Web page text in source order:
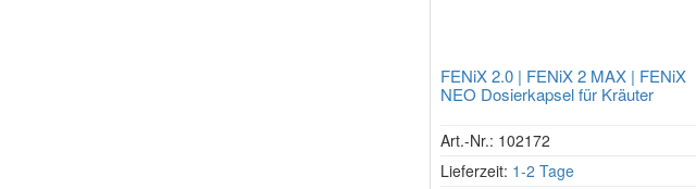
FENiX 2.0 | FENiX 2 MAX | FENiX
NEO Dosierkapsel für Kräuter
Art.-Nr.: 102172
Lieferzeit: 1-2 Tage